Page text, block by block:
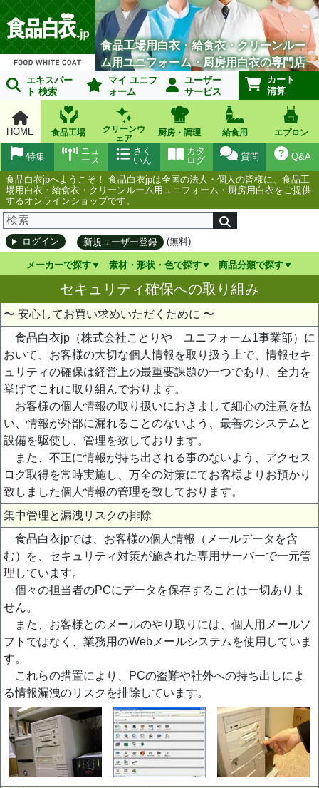
食品工場用白衣・給食衣・クリーンルー
ム用ユニフォーム・厨房用白衣の専門店
エキスパー
ト 検索
マイ ユニフ
ォーム
ユーザー
サービス
カート
清算
HOME 食品工場
クリーンウ
ェア
厨房・調理 給食用 エプロン
Q&A
質問
カタ
ログ
さく
いん
ニュ
ース
特集
食品白衣jpへようこそ！ 食品白衣jpは全国の法人・個人の皆様に、食品工
場用白衣・給食衣・クリーンルーム用ユニフォーム・厨房用白衣をご提供
するオンラインショップです。
ログイン 新規ユーザー登録 (無料)
メーカーで探す 素材・形状・色で探す 商品分類で探す
セキュリティ確保への取り組み
〜 安心してお買い求めいただくために 〜
食品白衣jp（株式会社ことりや ユニフォーム1事業部）に
おいて、お客様の大切な個人情報を取り扱う上で、情報セキ
ュリティの確保は経営上の最重要課題の一つであり、全力を
挙げてこれに取り組んでおります。
お客様の個人情報の取り扱いにおきまして細心の注意を払
い、情報が外部に漏れることのないよう、最善のシステムと
設備を駆使し、管理を致しております。
また、不正に情報が持ち出される事のないよう、アクセス
ログ取得を常時実施し、万全の対策にてお客様よりお預かり
致しました個人情報の管理を致しております。
集中管理と漏洩リスクの排除
食品白衣jpでは、お客様の個人情報（メールデータを含
む）を、セキュリティ対策が施された専用サーバーで一元管
理しています。
個々の担当者のPCにデータを保存することは一切ありま
せん。
また、お客様とのメールのやり取りには、個人用メールソ
フトではなく、業務用のWebメールシステムを使用していま
す。
これらの措置により、PCの盗難や社外への持ち出しによ
る情報漏洩のリスクを排除しています。